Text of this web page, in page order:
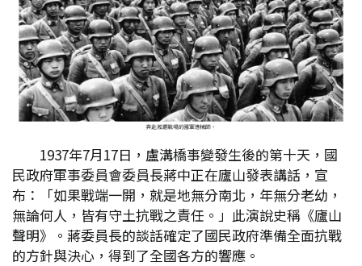
1937年7月17日，盧溝橋事變發生後的第十天，國
民政府軍事委員會委員長蔣中正在廬山發表講話，宣
布：「如果戰端一開，就是地無分南北，年無分老幼，
無論何人，皆有守土抗戰之責任。」此演說史稱《廬山
聲明》。蔣委員長的談話確定了國民政府準備全面抗戰
的方針與決心，得到了全國各方的響應。